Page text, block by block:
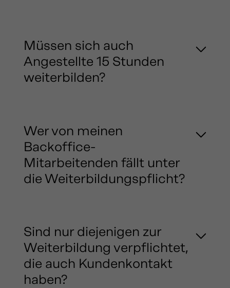
Müssen sich auch
Angestellte 15 Stunden
weiterbilden?
Wer von meinen
Backoffice-
Mitarbeitenden fällt unter
die Weiterbildungspflicht?
Sind nur diejenigen zur
Weiterbildung verpflichtet,
die auch Kundenkontakt
haben?